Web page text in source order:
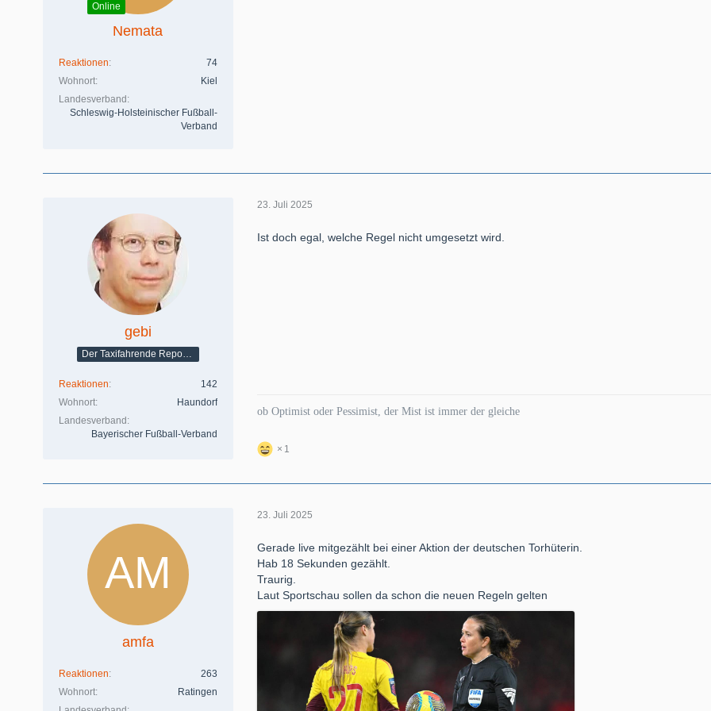
Online
Nemata
Reaktionen
74
Wohnort
Kiel
Landesverband
Schleswig-Holsteinischer Fußball-
Verband
gebi
Der Taxifahrende Reporter
Reaktionen
142
Wohnort
Haundorf
Landesverband
Bayerischer Fußball-Verband
23. Juli 2025
Ist doch egal, welche Regel nicht umgesetzt wird.
ob Optimist oder Pessimist, der Mist ist immer der gleiche
1
amfa
Reaktionen
263
Wohnort
Ratingen
23. Juli 2025
Gerade live mitgezählt bei einer Aktion der deutschen Torhüterin.
Hab 18 Sekunden gezählt.
Traurig.
Laut Sportschau sollen da schon die neuen Regeln gelten